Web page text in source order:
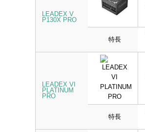
LEADEX V
P130X PRO
特長
LEADEX VI
PLATINUM
PRO
特長